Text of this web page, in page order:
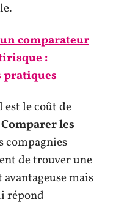
comparateur
:
pratiques
est le coût de
Comparer les
compagnies
de trouver une
mais
répond